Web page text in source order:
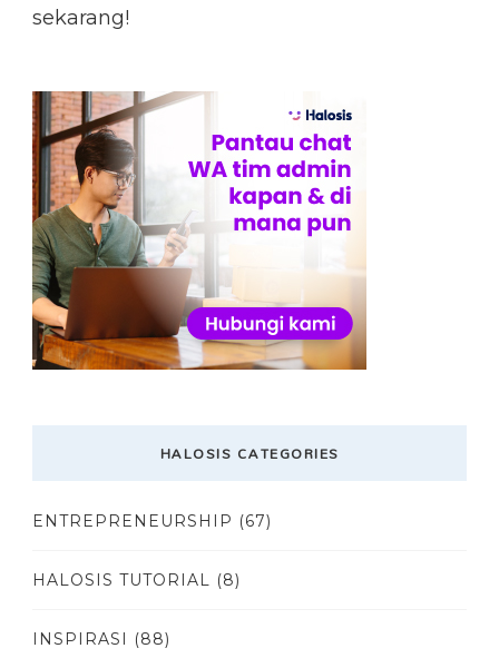
sekarang!
HALOSIS CATEGORIES
ENTREPRENEURSHIP (67)
HALOSIS TUTORIAL (8)
INSPIRASI (88)